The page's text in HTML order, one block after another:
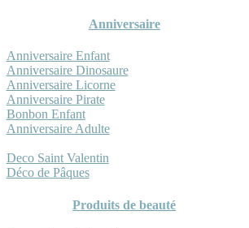
Anniversaire
Anniversaire Enfant
Anniversaire Dinosaure
Anniversaire Licorne
Anniversaire Pirate
Bonbon Enfant
Anniversaire Adulte
Deco Saint Valentin
Déco de Pâques
Produits de beauté